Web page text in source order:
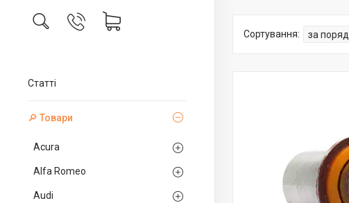
Статті
🔎 Товари
Acura
Alfa Romeo
Audi